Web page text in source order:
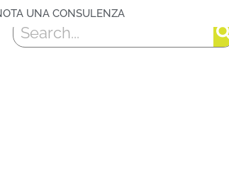
UNA CONSULENZA